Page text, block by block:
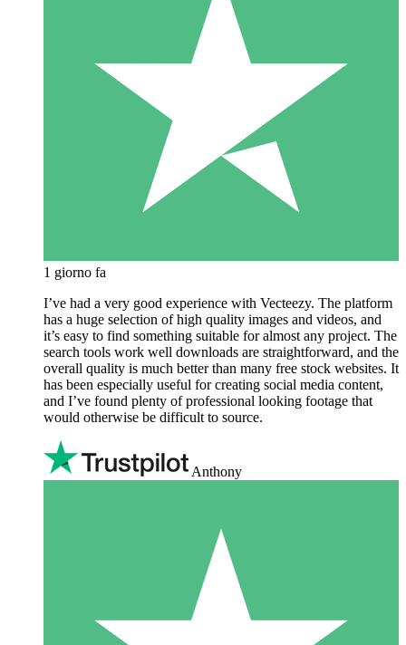
1 giorno fa
I’ve had a very good experience with Vecteezy. The platform
has a huge selection of high quality images and videos, and
it’s easy to find something suitable for almost any project. The
search tools work well downloads are straightforward, and the
overall quality is much better than many free stock websites. It
has been especially useful for creating social media content,
and I’ve found plenty of professional looking footage that
would otherwise be difficult to source.
Anthony